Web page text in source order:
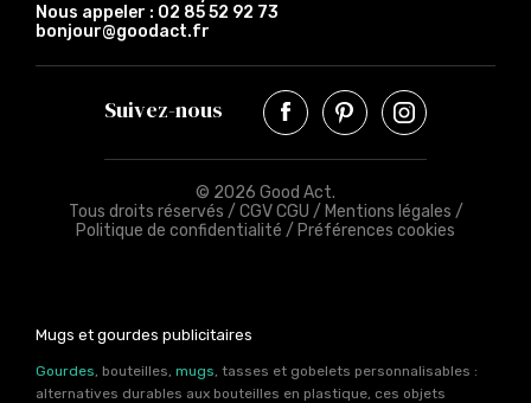
Nous appeler : 02 85 52 92 73
bonjour@goodact.fr
Suivez-nous
© 2026 Good Act.
Tous droits réservés / CGV CGU / Mentions légales /
Politique de confidentialité / Préférences cookies
Mugs et gourdes publicitaires
Gourdes , bouteilles, mugs , tasses et gobelets personnalisables :
alternatives durables aux bouteilles en plastique, ces objets